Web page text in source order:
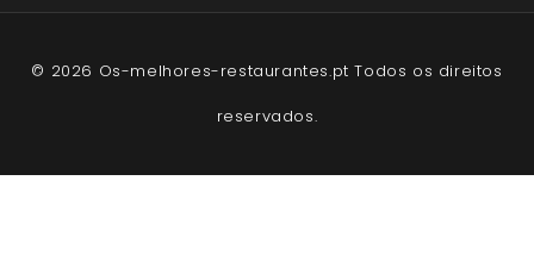
© 2026 Os-melhores-restaurantes.pt Todos os direitos
reservados.